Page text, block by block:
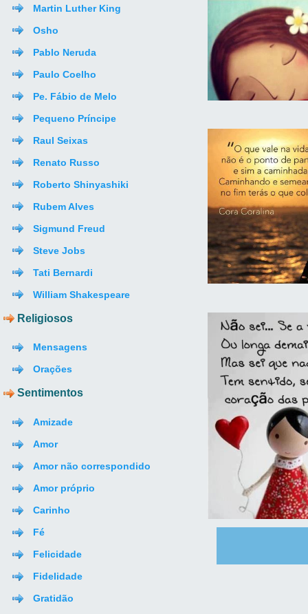
Martin Luther King
Osho
Pablo Neruda
Paulo Coelho
Pe. Fábio de Melo
Pequeno Príncipe
Raul Seixas
Renato Russo
Roberto Shinyashiki
Rubem Alves
Sigmund Freud
Steve Jobs
Tati Bernardi
William Shakespeare
Religiosos
Mensagens
Orações
Sentimentos
Amizade
Amor
Amor não correspondido
Amor próprio
Carinho
Fé
Felicidade
Fidelidade
Gratidão